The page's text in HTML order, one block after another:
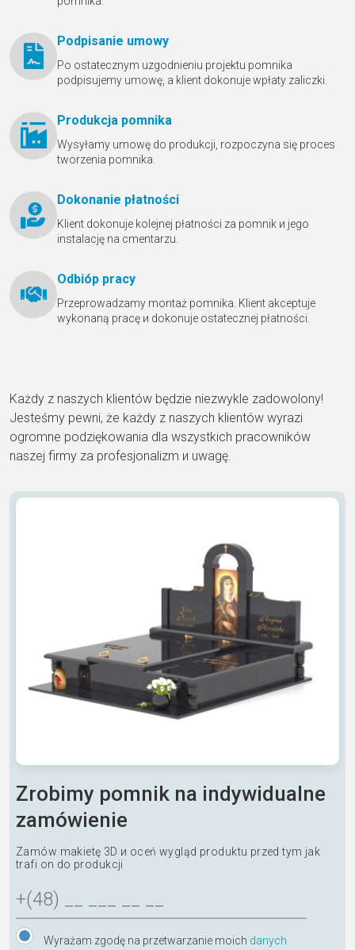
Podpisanie umowy
Po ostatecznym uzgodnieniu projektu pomnika
podpisujemy umowę, a klient dokonuje wpłaty zaliczki.
Produkcja pomnika
Wysyłamy umowę do produkcji, rozpoczyna się proces
tworzenia pomnika.
Dokonanie płatności
Klient dokonuje kolejnej płatności za pomnik и jego
instalację na cmentarzu.
Odbióр pracy
Przeprowadzamy montaż pomnika. Klient akceptuje
wykonaną pracę и dokonuje ostatecznej płatności.
Każdy z naszych klientów będzie niezwykle zadowolony!
Jesteśmy pewni, że każdy z naszych klientów wyrazi
ogromne podziękowania dla wszystkich pracowników
naszej firmy za profesjonalizm и uwagę.
Zrobimy pomnik na indywidualne
zamówienie
Zamów makietę 3D и oceń wygląd produktu przed tym jak
trafi on do produkcji
Wyrażam zgodę na przetwarzanie moich danych